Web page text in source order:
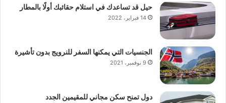
حيل قد تساعدك في استلام حقائبك أولًا بالمطار
14 فبراير، 2022
الجنسيات التي يمكنها السفر للنرويج بدون تأشيرة
9 نوفمبر، 2021
دول تمنح سكن مجاني للمقيمين الجدد